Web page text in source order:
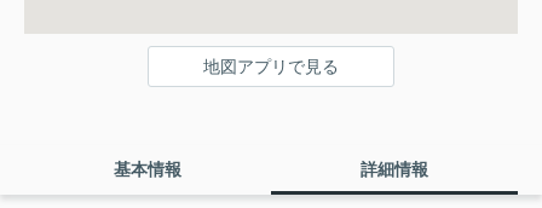
地図アプリで見る
基本情報 詳細情報